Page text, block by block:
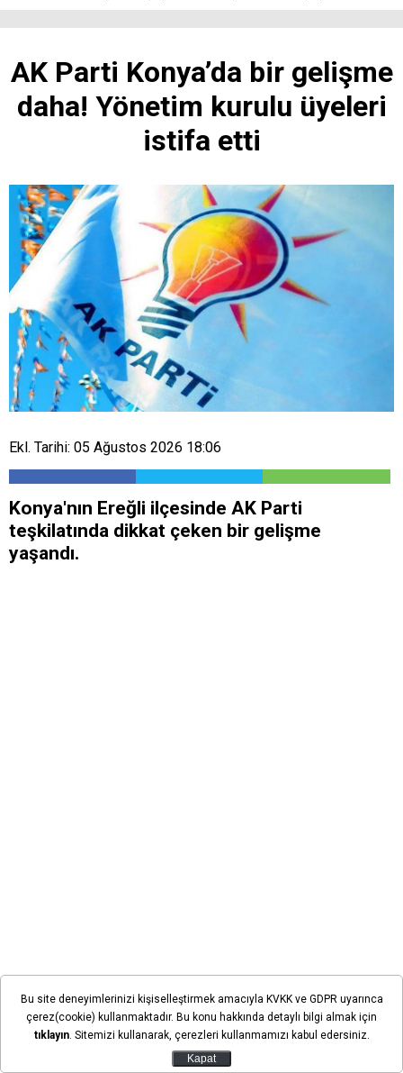
AK Parti Konya’da bir gelişme
daha! Yönetim kurulu üyeleri
istifa etti
Ekl. Tarihi: 05 Ağustos 2026 18:06
​Konya'nın Ereğli ilçesinde AK Parti
teşkilatında dikkat çeken bir gelişme
yaşandı.
AK Parti Ereğli İlçe Başkanı İbrahim Erol'un iki gün
önce görevden alınmasının ardından teşkilatta yeni bir
süreç başladı.
Bugün ise ilçe yönetim kurulunda yer
Bu site deneyimlerinizi kişiselleştirmek amacıyla KVKK ve GDPR uyarınca
çerez(cookie) kullanmaktadır. Bu konu hakkında detaylı bilgi almak için
tıklayın. Sitemizi kullanarak, çerezleri kullanmamızı kabul edersiniz.
Kapat